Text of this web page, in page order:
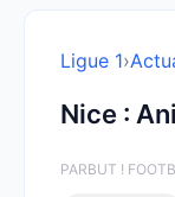
Ligue 1›
Nice :
PARBUT !